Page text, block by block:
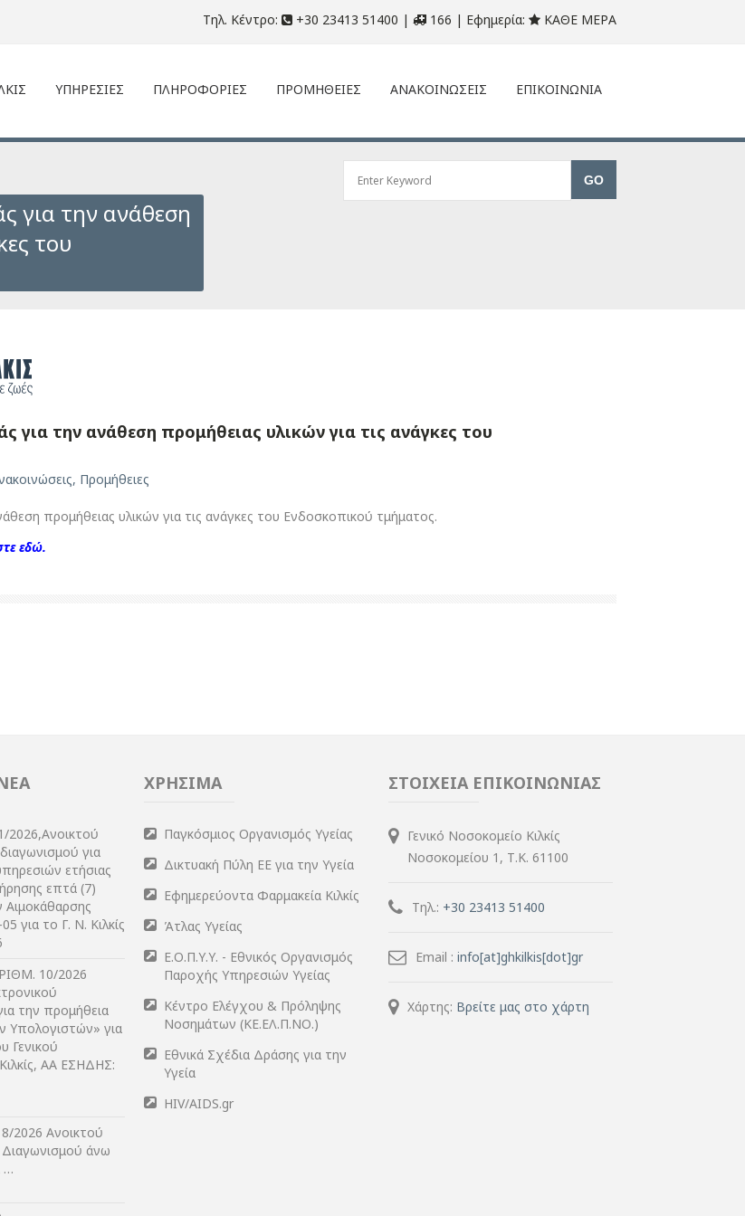
Τηλ. Κέντρο: +30 23413 51400 | 166 | Εφημερία: ΚΑΘΕ ΜΕΡΑ
ΥΠΗΡΕΣΙΕΣ ΠΛΗΡΟΦΟΡΙΕΣ ΠΡΟΜΗΘΕΙΕΣ ΑΝΑΚΟΙΝΩΣΕΙΣ ΕΠΙΚΟΙΝΩΝΙΑ
για την ανάθεση
του
την ανάθεση προμήθειας υλικών για τις ανάγκες του
, Προμήθειες
προμήθειας υλικών για τις ανάγκες του Ενδοσκοπικού τμήματος.
εδώ.
για
ετήσιας
επτά (7)
για το Γ. Ν. Κιλκίς
10/2026
την προμήθεια
Υπολογιστών» για
Γενικού
ΑΑ ΕΣΗΔΗΣ:
2026 Ανοικτού
Διαγωνισμού άνω
…
ΧΡΗΣΙΜΑ
Παγκόσμιος Οργανισμός Υγείας
Δικτυακή Πύλη ΕΕ για την Υγεία
Εφημερεύοντα Φαρμακεία Κιλκίς
Άτλας Υγείας
Ε.Ο.Π.Υ.Υ. - Εθνικός Οργανισμός
Παροχής Υπηρεσιών Υγείας
Κέντρο Ελέγχου & Πρόληψης
Νοσημάτων (ΚΕ.ΕΛ.Π.ΝΟ.)
Εθνικά Σχέδια Δράσης για την
Υγεία
HIV/AIDS.gr
ΣΤΟΙΧΕΙΑ ΕΠΙΚΟΙΝΩΝΙΑΣ
Γενικό Νοσοκομείο Κιλκίς
Νοσοκομείου 1, Τ.Κ. 61100
Τηλ.: +30 23413 51400
Email : info[at]ghkilkis[dot]gr
Χάρτης: Βρείτε μας στο χάρτη